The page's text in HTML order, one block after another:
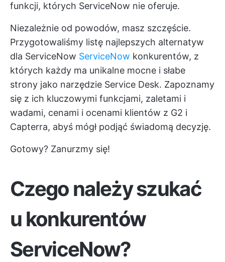
funkcji, których ServiceNow nie oferuje.
Niezależnie od powodów, masz szczęście.
Przygotowaliśmy listę najlepszych alternatyw
dla ServiceNow ServiceNow konkurentów, z
których każdy ma unikalne mocne i słabe
strony jako narzędzie Service Desk. Zapoznamy
się z ich kluczowymi funkcjami, zaletami i
wadami, cenami i ocenami klientów z G2 i
Capterra, abyś mógł podjąć świadomą decyzję.
Gotowy? Zanurzmy się!
Czego należy szukać
u konkurentów
ServiceNow?